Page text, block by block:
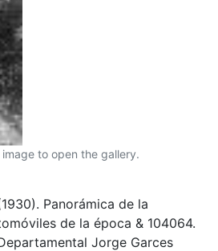
to open the gallery.
Panorámica de la
de la época & 104064.
Jorge Garces